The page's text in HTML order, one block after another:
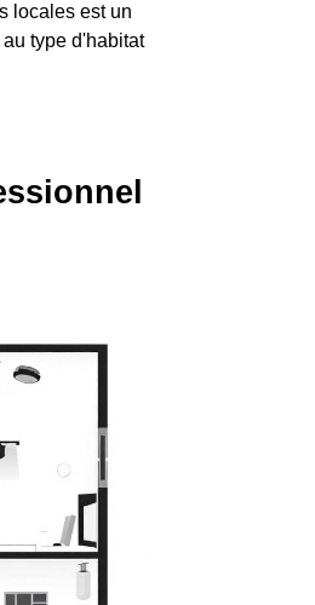
locales est un
type d'habitat